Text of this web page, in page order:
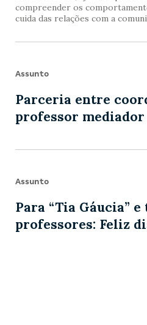
compreender os
cuida das relações com a
Assunto
Parceria entre
professor mediador
Assunto
Para “Tia Gáucia” e
professores: Feliz